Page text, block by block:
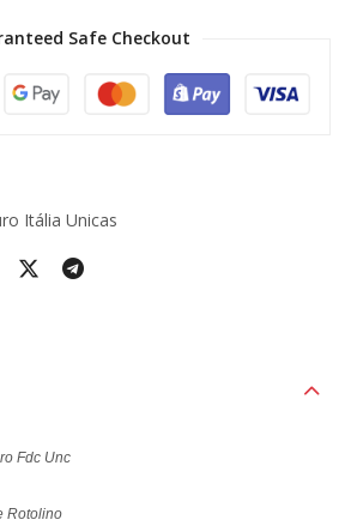
Safe Checkout
Itália Unicas
Fdc Unc
Rotolino